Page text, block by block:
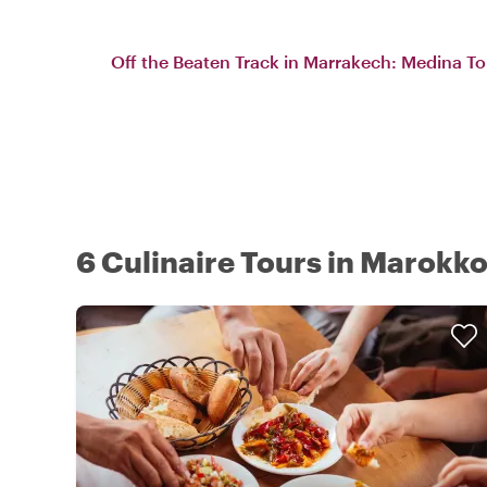
Off the Beaten Track in Marrakech: Medina
6 Culinaire Tours in Marokko